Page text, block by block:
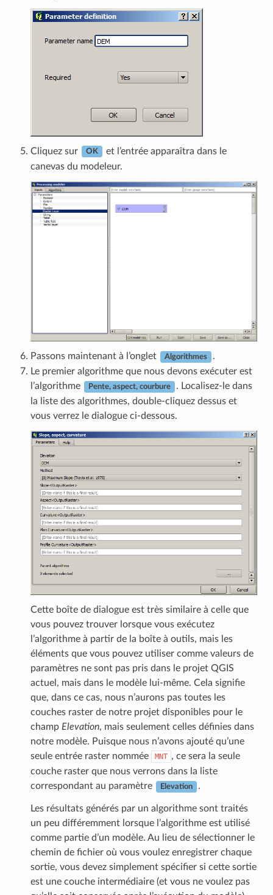
Cliquez sur OK
et l’entrée apparaîtra dans le
canevas du modeleur.
Passons maintenant à l’onglet Algorithmes
.
Le premier algorithme que nous devons exécuter est
l’algorithme
Pente, aspect, courbure
. Localisez-le dans
la liste des algorithmes, double-cliquez dessus et
vous verrez le dialogue ci-dessous.
Cette boîte de dialogue est très similaire à celle que
vous pouvez trouver lorsque vous exécutez
l’algorithme à partir de la boîte à outils, mais les
éléments que vous pouvez utiliser comme valeurs de
paramètres ne sont pas pris dans le projet QGIS
actuel, mais dans le modèle lui-même. Cela signifie
que, dans ce cas, nous n’aurons pas toutes les
couches raster de notre projet disponibles pour le
champ Elevation, mais seulement celles définies dans
notre modèle. Puisque nous n’avons ajouté qu’une
seule entrée raster nommée
MNT , ce sera la seule
couche raster que nous verrons dans la liste
correspondant au paramètre
Elevation .
Les résultats générés par un algorithme sont traités
un peu différemment lorsque l’algorithme est utilisé
comme partie d’un modèle. Au lieu de sélectionner le
chemin de fichier où vous voulez enregistrer chaque
sortie, vous devez simplement spécifier si cette sortie
est une couche intermédiaire (et vous ne voulez pas